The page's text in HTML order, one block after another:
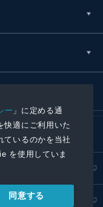
ー 」に定める通
快適にご利用いた
ているのかを当社
を使用していま
同意する
リリース取扱基準